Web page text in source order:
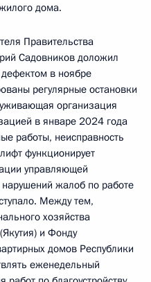
дома.
Правительства
Садовников доложил
в ноябре
регулярные остановки
организация
в январе 2024 года
работы, неисправность
функционирует
управляющей
жалоб по работе
Между тем,
хозяйства
и Фонду
домов Республики
еженедельный